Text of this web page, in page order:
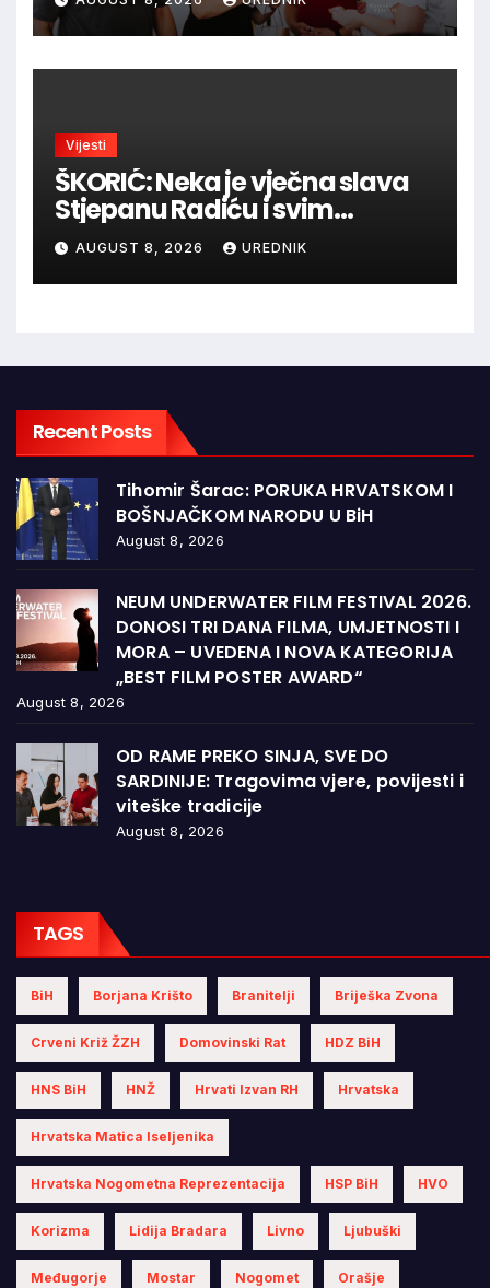
Vijesti
ŠKORIĆ: Neka je vječna slava
Stjepanu Radiću i svim
hrvatskim velikanima, a
vječna zahvalnost hrvatskim
braniteljima
AUGUST 8, 2026 UREDNIK
Recent Posts
Tihomir Šarac: PORUKA HRVATSKOM I
BOŠNJAČKOM NARODU U BiH
August 8, 2026
NEUM UNDERWATER FILM FESTIVAL 2026.
DONOSI TRI DANA FILMA, UMJETNOSTI I
MORA – UVEDENA I NOVA KATEGORIJA
„BEST FILM POSTER AWARD“
August 8, 2026
OD RAME PREKO SINJA, SVE DO
SARDINIJE: Tragovima vjere, povijesti i
viteške tradicije
August 8, 2026
TAGS
BiH Borjana Krišto Branitelji Briješka Zvona
Crveni Križ ŽZH Domovinski Rat HDZ BiH
HNS BiH HNŽ Hrvati Izvan RH Hrvatska
Hrvatska Matica Iseljenika
Hrvatska Nogometna Reprezentacija HSP BiH HVO
Korizma Lidija Bradara Livno Ljubuški
Međugorje Mostar Nogomet Orašje